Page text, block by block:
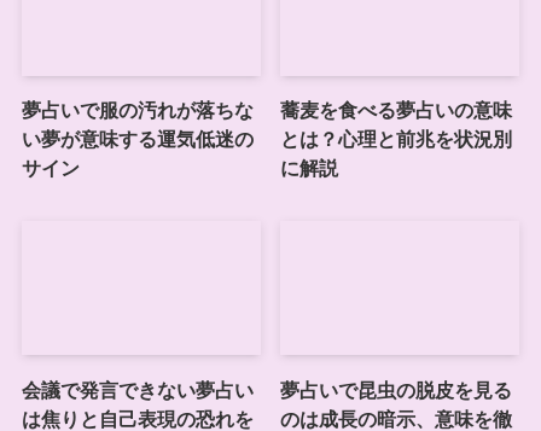
夢占いで服の汚れが落ちな
い夢が意味する運気低迷の
サイン
蕎麦を食べる夢占いの意味
とは？心理と前兆を状況別
に解説
会議で発言できない夢占い
は焦りと自己表現の恐れを
夢占いで昆虫の脱皮を見る
のは成長の暗示、意味を徹